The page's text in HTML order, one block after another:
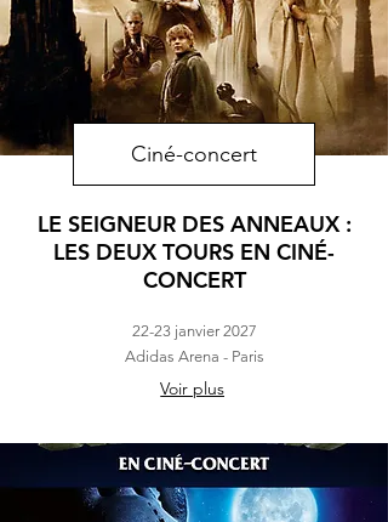
Ciné-concert
LE SEIGNEUR DES ANNEAUX :
LES DEUX TOURS EN CINÉ-
CONCERT
22-23 janvier 2027
Adidas Arena - Paris
Voir plus